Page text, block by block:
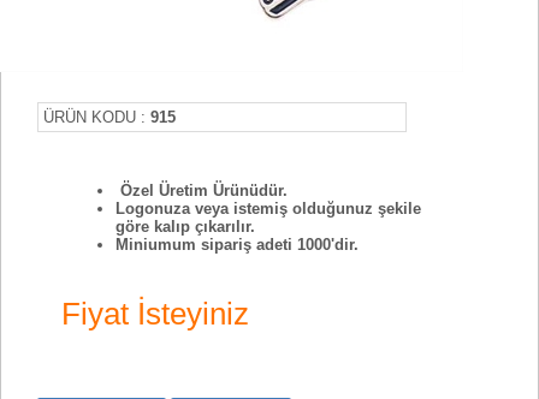
ÜRÜN KODU : 915
Özel Üretim Ürünüdür.
Logonuza veya istemiş olduğunuz şekile
göre kalıp çıkarılır.
Miniumum sipariş adeti 1000'dir.
Fiyat İsteyiniz